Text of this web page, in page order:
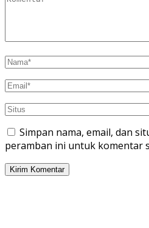
Simpan nama, email, dan
peramban ini untuk komentar